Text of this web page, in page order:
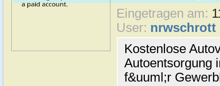
Eingetragen am:
User: nrwschrott
Kostenlose
Autoentsorgung
f&uuml;r